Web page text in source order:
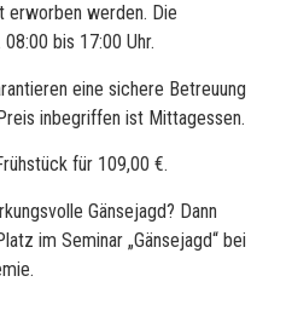
erworben werden. Die
bis 17:00 Uhr.
eine sichere Betreuung
inbegriffen ist Mittagessen.
für 109,00 €.
Gänsejagd? Dann
im Seminar „Gänsejagd“ bei